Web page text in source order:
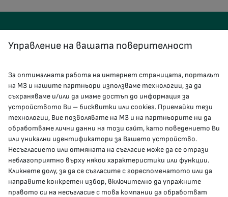
КОНТАКТИ
гр.София, 1000, пл. „Света Неделя“ №5
delovodstvo@mh.government.bg
presscenter@mh.government.bg
МЗ В СОЦИАЛНИТЕ МРЕЖИ
Управление на вашата поверителност
За оптималната работа на интернет страницата, порталът
на МЗ и нашите партньори използваме технологии, за да
съхраняваме и/или да имаме достъп до информация за
устройството Ви – бисквитки или cookies. Приемайки тези
технологии, Вие позволявате на МЗ и на партньорите ни да
обработваме лични данни на този сайт, като поведението Ви
или уникални идентификатори за Вашето устройство.
Несъгласието или отмяната на съгласие може да се отрази
неблагоприятно върху някои характеристики или функции.
Кликнете долу, за да се съгласите с гореспоменатото или да
направите конкретен избор, включително да упражните
правото си на несъгласие с това компании да обработват